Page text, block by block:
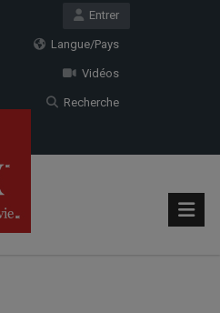
Entrer
Langue/Pays
Vidéos
Recherche